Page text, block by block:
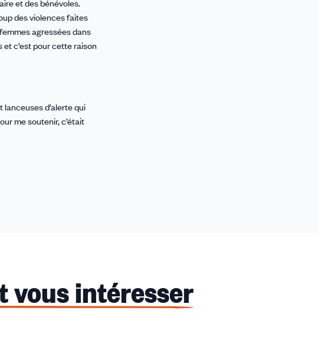
et des bénévoles.
des violences faites
agressées dans
c’est pour cette raison
lanceuses d’alerte qui
me soutenir, c’était
vous intéresser